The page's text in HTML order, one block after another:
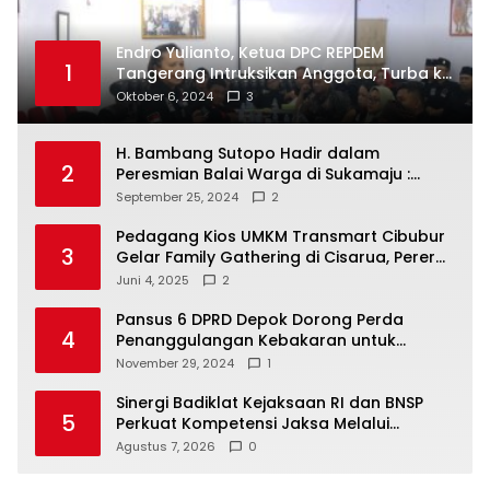
1
Endro Yulianto, Ketua DPC REPDEM
Tangerang Intruksikan Anggota, Turba ke
Masyarakat Dan Jalani Apa Yang di
Putuskan RAKERCABSUS
Oktober 6, 2024 3
2
H. Bambang Sutopo Hadir dalam
Peresmian Balai Warga di Sukamaju :
Wadah Baru untuk Kolaborasi dan
September 25, 2024 2
3
Pedagang Kios UMKM Transmart Cibubur
Gelar Family Gathering di Cisarua, Pererat
Silaturahmi dan Kekompakan
Juni 4, 2025 2
4
Pansus 6 DPRD Depok Dorong Perda
Penanggulangan Kebakaran untuk
Keselamatan Warga
November 29, 2024 1
5
Sinergi Badiklat Kejaksaan RI dan BNSP
Perkuat Kompetensi Jaksa Melalui
Sertifikasi Profesional
Agustus 7, 2026 0